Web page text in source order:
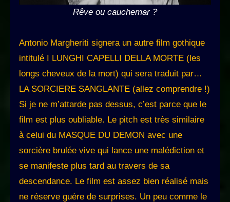
Rêve ou cauchemar ?
Antonio Margheriti signera un autre film gothique
intitulé I LUNGHI CAPELLI DELLA MORTE (les
longs cheveux de la mort) qui sera traduit par…
LA SORCIERE SANGLANTE (allez comprendre !)
Si je ne m’attarde pas dessus, c’est parce que le
film est plus oubliable. Le pitch est très similaire
à celui du MASQUE DU DEMON avec une
sorcière brulée vive qui lance une malédiction et
se manifeste plus tard au travers de sa
descendance. Le film est assez bien réalisé mais
ne réserve guère de surprises. Un peu comme le